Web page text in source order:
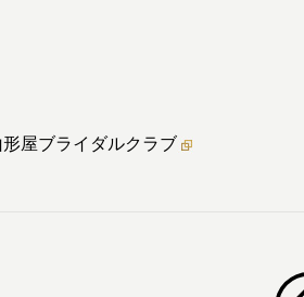
形屋ブライダルクラブ